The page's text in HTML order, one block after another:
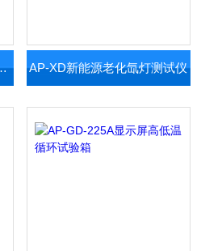
UV加速老化仪 AP-XD新能源老化氙灯测试仪